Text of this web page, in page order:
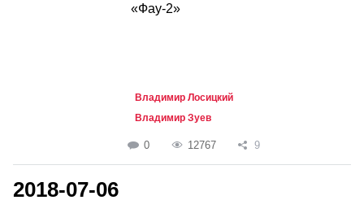
«Фау-2»
Владимир Лосицкий
Владимир Зуев
0 12767 9
2018-07-06